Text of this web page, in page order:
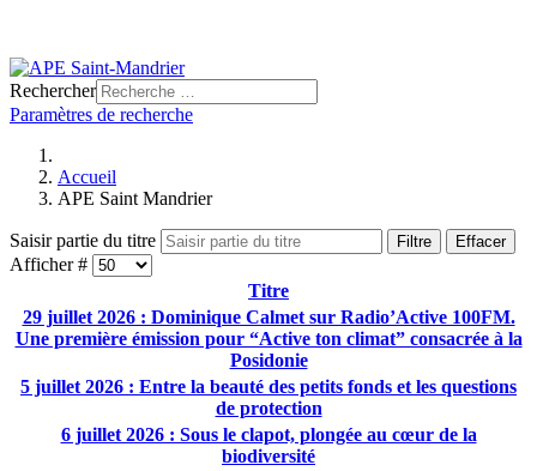
Rechercher
Paramètres de recherche
Accueil
APE Saint Mandrier
Saisir partie du titre Filtre Effacer
Afficher #
Titre
29 juillet 2026 : Dominique Calmet sur Radio’Active 100FM.
Une première émission pour “Active ton climat” consacrée à la
Posidonie
5 juillet 2026 : Entre la beauté des petits fonds et les questions
de protection
6 juillet 2026 : Sous le clapot, plongée au cœur de la
biodiversité